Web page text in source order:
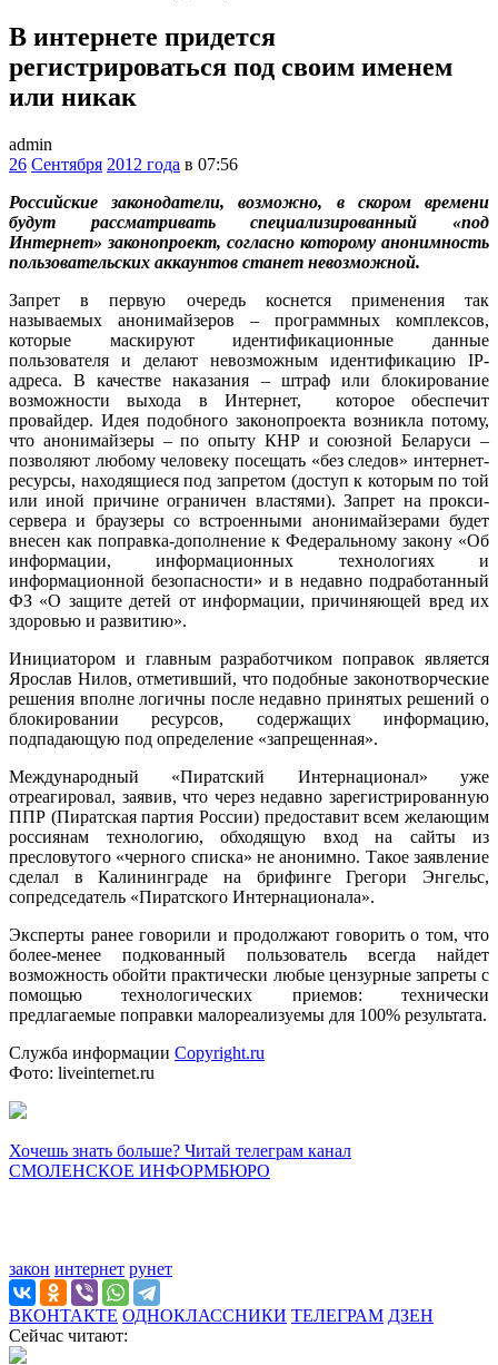
В интернете придется
регистрироваться под своим именем
или никак
admin
26 Сентября 2012 года в 07:56
Российские законодатели, возможно, в скором времени
будут рассматривать специализированный «под
Интернет» законопроект, согласно которому анонимность
пользовательских аккаунтов станет невозможной.
Запрет в первую очередь коснется применения так
называемых анонимайзеров – программных комплексов,
которые маскируют идентификационные данные
пользователя и делают невозможным идентификацию IP-
адреса. В качестве наказания – штраф или блокирование
возможности выхода в Интернет, которое обеспечит
провайдер. Идея подобного законопроекта возникла потому,
что анонимайзеры – по опыту КНР и союзной Беларуси –
позволяют любому человеку посещать «без следов» интернет-
ресурсы, находящиеся под запретом (доступ к которым по той
или иной причине ограничен властями). Запрет на прокси-
сервера и браузеры со встроенными анонимайзерами будет
внесен как поправка-дополнение к Федеральному закону «Об
информации, информационных технологиях и
информационной безопасности» и в недавно подработанный
ФЗ «О защите детей от информации, причиняющей вред их
здоровью и развитию».
Инициатором и главным разработчиком поправок является
Ярослав Нилов, отметивший, что подобные законотворческие
решения вполне логичны после недавно принятых решений о
блокировании ресурсов, содержащих информацию,
подпадающую под определение «запрещенная».
Международный «Пиратский Интернационал» уже
отреагировал, заявив, что через недавно зарегистрированную
ППР (Пиратская партия России) предоставит всем желающим
россиянам технологию, обходящую вход на сайты из
пресловутого «черного списка» не анонимно. Такое заявление
сделал в Калининграде на брифинге Грегори Энгельс,
сопредседатель «Пиратского Интернационала».
Эксперты ранее говорили и продолжают говорить о том, что
более-менее подкованный пользователь всегда найдет
возможность обойти практически любые цензурные запреты с
помощью технологических приемов: технически
предлагаемые поправки малореализуемы для 100% результата.
Служба информации Copyright.ru
Фото: liveinternet.ru
Хочешь знать больше? Читай телеграм канал
СМОЛЕНСКОЕ ИНФОРМБЮРО
закон интернет рунет
ВКОНТАКТЕ ОДНОКЛАССНИКИ ТЕЛЕГРАМ ДЗЕН
Сейчас читают: